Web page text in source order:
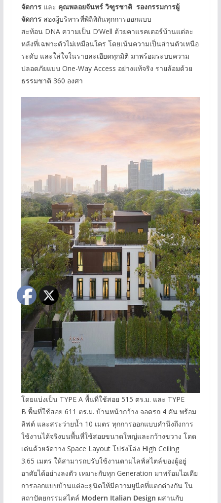
จัดการและ คุณพลอยจันทร์ วิฑูรชาติ รองกรรมการผู้
จัดการ สองผู้บริหารที่พิถีพิถันทุกการออกแบบ
สะท้อน DNA ความเป็น D’Well ด้วยคาแรคเตอร์บ้านแต่ละ
หลังที่เฉพาะตัวไม่เหมือนใคร โดยเน้นความเป็นส่วนตัวเหนือ
ระดับ และใส่ใจในรายละเอียดทุกมิติ มาพร้อมระบบความ
ปลอดภัยแบบ One-Way Access อย่างแท้จริง รายล้อมด้วย
ธรรมชาติ 360 องศา
โดยแบ่งเป็น TYPE A พื้นที่ใช้สอย 515 ตร.ม. และ TYPE
B พื้นที่ใช้สอย 611 ตร.ม. บ้านหน้ากว้าง จอดรถ 4 คัน พร้อม
ลิฟต์ และสระว่ายน้ำ 10 เมตร ทุกการออกแบบคำนึงถึงการ
ใช้งานได้จริงบนพื้นที่ใช้สอยขนาดใหญ่และกว้างขวาง โดด
เด่นด้วยจัดวาง Space Layout โปร่งโล่ง High Ceiling
3.65 เมตร ให้สามารถปรับใช้งานตามไลฟ์สไตล์ของผู้อยู่
อาศัยได้อย่างลงตัว เหมาะกับทุก Generation มาพร้อมไอเดีย
การออกแบบบ้านแต่ละยูนิตให้มีความยูนีคที่แตกต่างกัน ใน
สถาปัตยกรรมสไตล์ Modern Italian Design ผสานกับ